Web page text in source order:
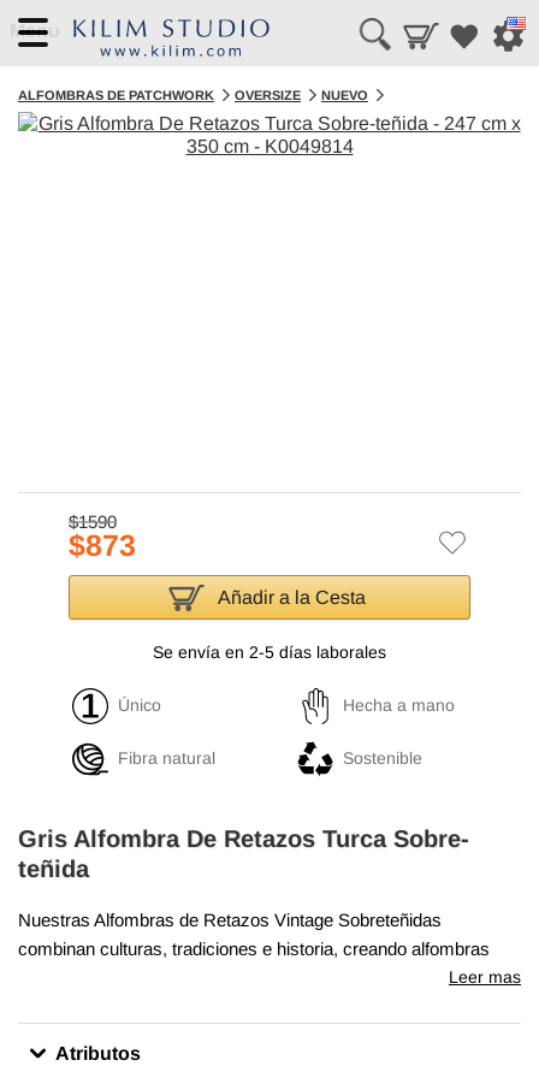
Menu
ALFOMBRAS DE PATCHWORK OVERSIZE NUEVO
$1590
$873
Añadir a la Cesta
Se envía en 2-5 días laborales
Único Hecha a mano
Fibra natural Sostenible
Gris Alfombra De Retazos Turca Sobre-
teñida
Nuestras Alfombras de Retazos Vintage Sobreteñidas
combinan culturas, tradiciones e historia, creando alfombras
maravillosamente únicas. Seleccionamos alfombras turcas
Lavamos los colores, recortamos las pilas, pero cuidamos de
Leer mas
Atributos